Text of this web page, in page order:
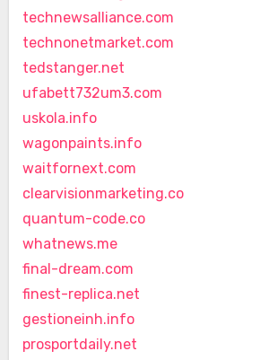
technewsalliance.com
technonetmarket.com
tedstanger.net
ufabett732um3.com
uskola.info
wagonpaints.info
waitfornext.com
clearvisionmarketing.co
quantum-code.co
whatnews.me
final-dream.com
finest-replica.net
gestioneinh.info
prosportdaily.net